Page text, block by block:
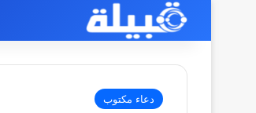
دعاء مكتوب